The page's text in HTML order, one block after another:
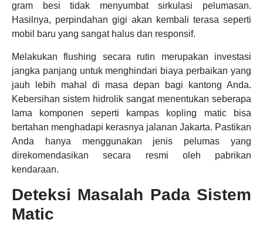
gram besi tidak menyumbat sirkulasi pelumasan.
Hasilnya, perpindahan gigi akan kembali terasa seperti
mobil baru yang sangat halus dan responsif.
Melakukan flushing secara rutin merupakan investasi
jangka panjang untuk menghindari biaya perbaikan yang
jauh lebih mahal di masa depan bagi kantong Anda.
Kebersihan sistem hidrolik sangat menentukan seberapa
lama komponen seperti kampas kopling matic bisa
bertahan menghadapi kerasnya jalanan Jakarta. Pastikan
Anda hanya menggunakan jenis pelumas yang
direkomendasikan secara resmi oleh pabrikan
kendaraan.
Deteksi Masalah Pada Sistem
Matic